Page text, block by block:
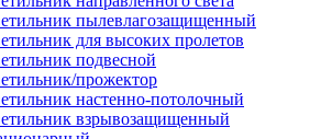
пылевлагозащищенный
для высоких пролетов
подвесной
прожектор
настенно-потолочный
взрывозащищенный